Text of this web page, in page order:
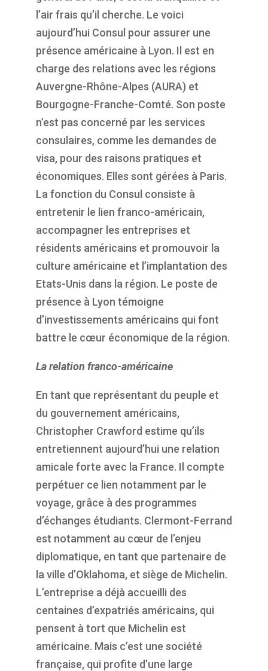
l’air frais qu’il cherche. Le voici
aujourd’hui Consul pour assurer une
présence américaine à Lyon. Il est en
charge des relations avec les régions
Auvergne-Rhône-Alpes (AURA) et
Bourgogne-Franche-Comté. Son poste
n’est pas concerné par les services
consulaires, comme les demandes de
visa, pour des raisons pratiques et
économiques. Elles sont gérées à Paris.
La fonction du Consul consiste à
entretenir le lien franco-américain,
accompagner les entreprises et
résidents américains et promouvoir la
culture américaine et l’implantation des
Etats-Unis dans la région. Le poste de
présence à Lyon témoigne
d’investissements américains qui font
battre le cœur économique de la région.
La relation franco-américaine
En tant que représentant du peuple et
du gouvernement américains,
Christopher Crawford estime qu’ils
entretiennent aujourd’hui une relation
amicale forte avec la France. Il compte
perpétuer ce lien notamment par le
voyage, grâce à des programmes
d’échanges étudiants. Clermont-Ferrand
est notamment au cœur de l’enjeu
diplomatique, en tant que partenaire de
la ville d’Oklahoma, et siège de Michelin.
L’entreprise a déjà accueilli des
centaines d’expatriés américains, qui
pensent à tort que Michelin est
américaine. Mais c’est une société
française, qui profite d’une large